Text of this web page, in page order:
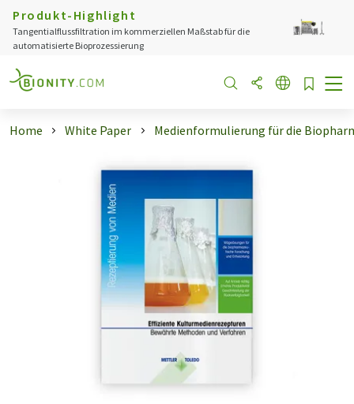
Produkt-Highlight
Tangentialflussfiltration im kommerziellen Maßstab für die
automatisierte Bioprozessierung
Home White Paper Medienformulierung für die